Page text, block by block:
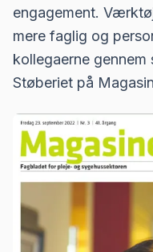
engagement.
mere faglig og
kollegaerne
Støberiet på